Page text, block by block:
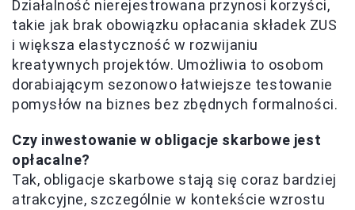
Działalność nierejestrowana przynosi korzyści,
takie jak brak obowiązku opłacania składek ZUS
i większa elastyczność w rozwijaniu
kreatywnych projektów. Umożliwia to osobom
dorabiającym sezonowo łatwiejsze testowanie
pomysłów na biznes bez zbędnych formalności.
Czy inwestowanie w obligacje skarbowe jest
opłacalne?
Tak, obligacje skarbowe stają się coraz bardziej
atrakcyjne, szczególnie w kontekście wzrostu